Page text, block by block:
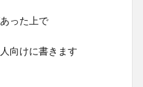
った上で
向けに書きます